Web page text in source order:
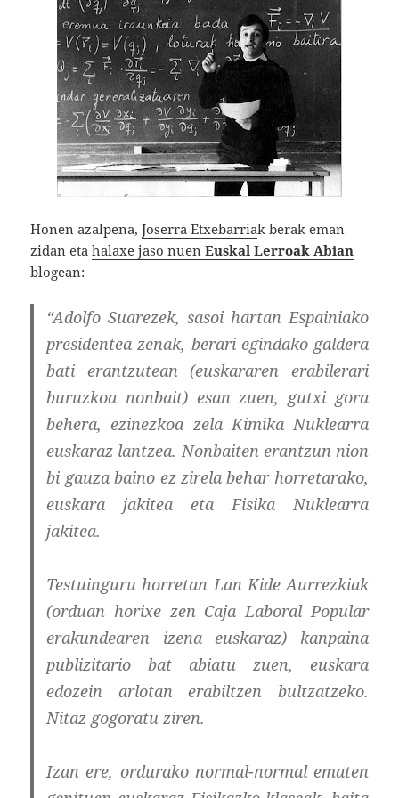
Honen azalpena,Joserra Etxebarriak berak eman
zidan etahalaxe jaso nuen Euskal Lerroak Abian
blogean:
“Adolfo Suarezek, sasoi hartan Espainiako
presidentea zenak, berari egindako galdera
bati erantzutean (euskararen erabilerari
buruzkoa nonbait) esan zuen, gutxi gora
behera, ezinezkoa zela Kimika Nuklearra
euskaraz lantzea. Nonbaiten erantzun nion
bi gauza baino ez zirela behar horretarako,
euskara jakitea eta Fisika Nuklearra
jakitea.
Testuinguru horretan Lan Kide Aurrezkiak
(orduan horixe zen Caja Laboral Popular
erakundearen izena euskaraz) kanpaina
publizitario bat abiatu zuen, euskara
edozein arlotan erabiltzen bultzatzeko.
Nitaz gogoratu ziren.
Izan ere, ordurako normal-normal ematen